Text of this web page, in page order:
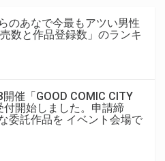
のあなで今最もアツい男性
数と作品登録数」のランキ
催「GOOD COMIC CITY
開始しました。申請締
委託作品を イベント会場で